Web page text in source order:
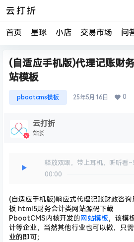
云打折
首页 星球 小店 交易市场 问
(自适应手机版)代理记账财
站模板
pbootcms模板 25年5月16日 0
云打折
站长
释放双眼，带上耳机，听听看~
00:00
(自适应手机版)响应式代理记账财政咨
板 html5财务会计类网站源码下载
PbootCMS内核开发的网站模板，该模
计等企业，当然其他行业也可以做，只
业的即可；